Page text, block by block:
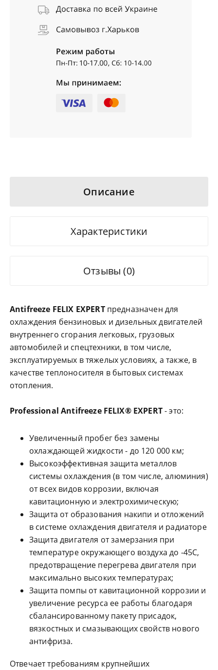
Описание
Характеристики
Отзывы (0)
Antifreeze FELIX EXPERTпредназначен для
охлаждения бензиновых и дизельных двигателей
внутреннего сгорания легковых, грузовых
автомобилей и спецтехники, в том числе,
эксплуатируемых в тяжелых условиях, а также, в
качестве теплоносителя в бытовых системах
отопления.
Professional Antifreeze FELIX® EXPERT- это:
Увеличенный пробег без замены
охлаждающей жидкости - до 120 000 км;
Высокоэффективная защита металлов
системы охлаждения (в том числе, алюминия)
от всех видов коррозии, включая
кавитационную и электрохимическую;
Защита от образования накипи и отложений
в системе охлаждения двигателя и радиаторе
Защита двигателя от замерзания при
температуре окружающего воздуха до -45С,
предотвращение перегрева двигателя при
максимально высоких температурах;
Защита помпы от кавитационной коррозии и
увеличение ресурса ее работы благодаря
сбалансированному пакету присадок,
вязкостных и смазывающих свойств нового
антифриза.
Отвечает требованиям крупнейших